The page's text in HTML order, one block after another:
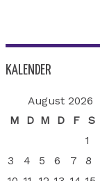
KALENDER
August 2026
M
D M D F S
1
3
4 5 6 7 8